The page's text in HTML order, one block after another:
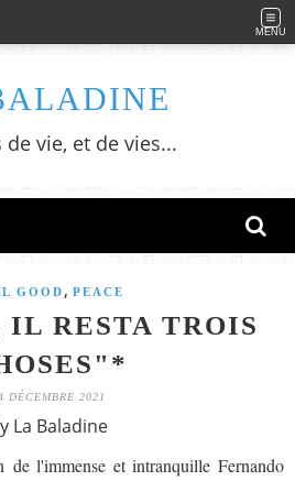
MENU
vie, et de vies...
GOOD , PEACE
IL RESTA TROIS
DÉCEMBRE 2021
La Baladine
de l'immense et intranquille Fernando